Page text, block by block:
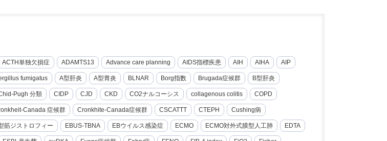
ACTH単独欠損症 ADAMTS13 Advance care planning AIDS指標疾患 AIH AIHA AIP
fumigatus A型肝炎 A型胃炎 BLNAR Borg指数 Brugada症候群 B型肝炎
Pugh 分類 CIDP CJD CKD CO2ナルコーシス collagenous colitis COPD
Canada 症候群 Cronkhite-Canada症候群 CSCATTT CTEPH Cushing病
筋ジストロフィー EBUS-TBNA EBウイルス感染症 ECMO ECMO対外式膜型人工肺 EDTA